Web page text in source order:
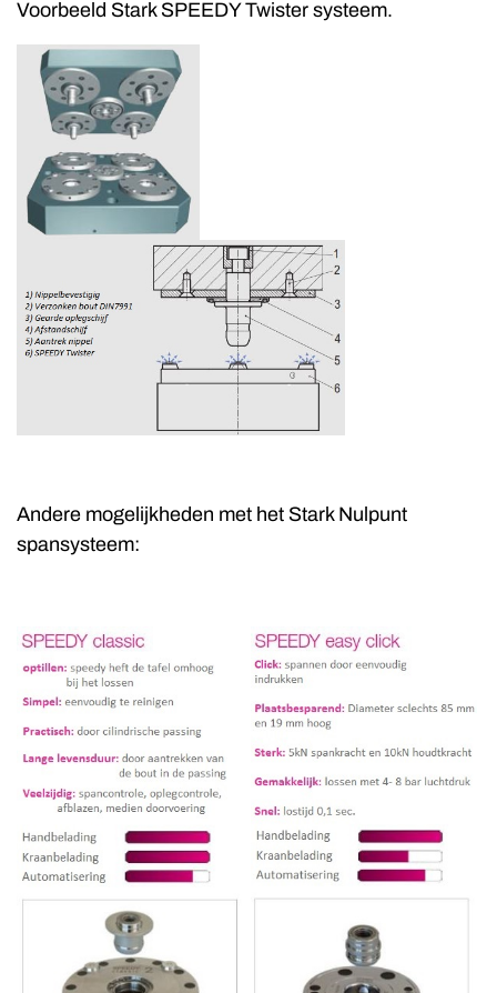
Voorbeeld Stark SPEEDY Twister systeem.
Andere mogelijkheden met het Stark Nulpunt
spansysteem: